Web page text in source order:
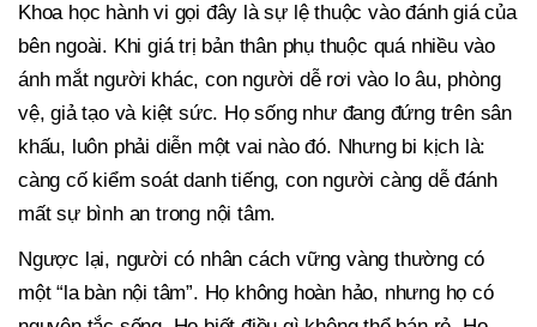
Khoa học hành vi gọi đây là sự lệ thuộc vào đánh giá của
bên ngoài. Khi giá trị bản thân phụ thuộc quá nhiều vào
ánh mắt người khác, con người dễ rơi vào lo âu, phòng
vệ, giả tạo và kiệt sức. Họ sống như đang đứng trên sân
khấu, luôn phải diễn một vai nào đó. Nhưng bi kịch là:
càng cố kiểm soát danh tiếng, con người càng dễ đánh
mất sự bình an trong nội tâm.
Ngược lại, người có nhân cách vững vàng thường có
một “la bàn nội tâm”. Họ không hoàn hảo, nhưng họ có